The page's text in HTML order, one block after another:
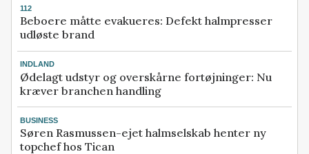
112
Beboere måtte evakueres: Defekt halmpresser
udløste brand
INDLAND
Ødelagt udstyr og overskårne fortøjninger: Nu
kræver branchen handling
BUSINESS
Søren Rasmussen-ejet halmselskab henter ny
topchef hos Tican